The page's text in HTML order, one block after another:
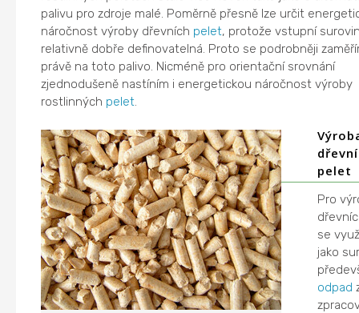
palivu pro zdroje malé. Poměrně přesně lze určit
náročnost výroby dřevních pelet, protože vstupní
relativně dobře definovatelná. Proto se podrobněji
právě na toto palivo. Nicméně pro orientační srovnání
zjednodušeně nastíním i energetickou náročnost výroby
rostlinných pelet
pelet
Pro
se
jako
odpad